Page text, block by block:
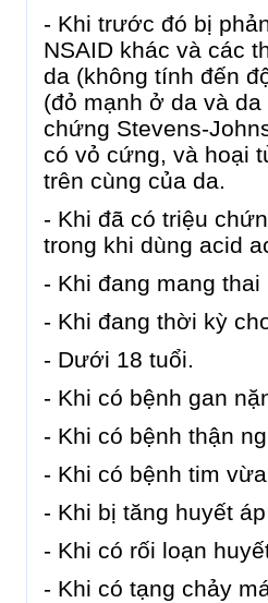
- Khi trước đó bị
NSAID khác và các
da (không tính đến
(đỏ mạnh ở da và
chứng Stevens-
có vỏ cứng, và hoại
trên cùng của da.
- Khi đã có triệu
trong khi dùng acid
- Khi đang mang
- Khi đang thời kỳ
- Dưới 18 tuổi.
- Khi có bệnh gan
- Khi có bệnh thận
- Khi có bệnh tim
- Khi bị tăng huyết
- Khi có rối loạn
- Khi có tạng chảy